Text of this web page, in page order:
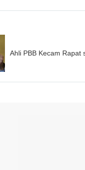
Ahli PBB Kecam Rapat